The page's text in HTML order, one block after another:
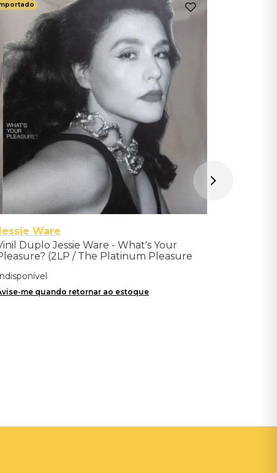
Ware
Duplo Jessie Ware - What's Your
(2LP / The Platinum Pleasure
me quando retornar ao estoque